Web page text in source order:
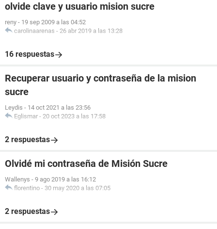
olvide clave y usuario mision sucre
reny - 19 sep 2009 a las 04:52
carolinaarenas - 26 abr 2019 a las 13:28
16 respuestas
Recuperar usuario y contraseña de la mision
sucre
Leydis - 14 oct 2021 a las 23:56
Eglismar - 20 oct 2023 a las 17:58
2 respuestas
Olvidé mi contraseña de Misión Sucre
Wallenys - 9 ago 2019 a las 16:12
florentino - 30 may 2020 a las 07:05
2 respuestas